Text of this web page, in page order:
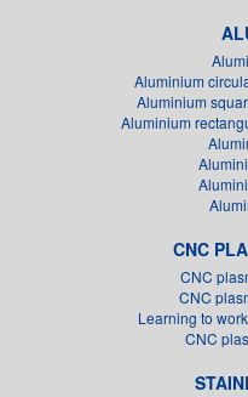
Aluminium
Aluminium
Aluminium
CNC
CNC
CNC
Learning to
CNC